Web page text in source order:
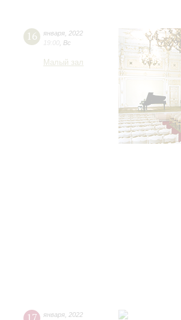
16 января 2022
19:00 Вс
Малый зал
января 2022